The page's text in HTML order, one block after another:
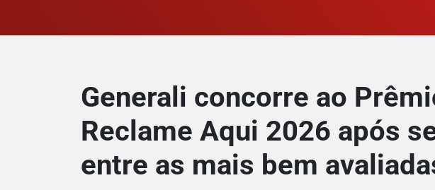
Generali concorre ao
Reclame Aqui 2026 após
entre as mais bem